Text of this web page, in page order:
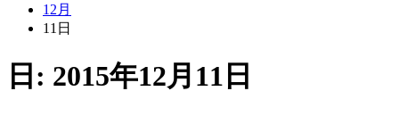
12月
11日
日: 2015年12月11日